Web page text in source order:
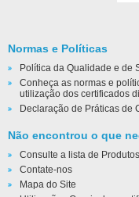
Normas e Políticas
Política da Qualidade e de
Conheça as normas e
utilização dos certificados
Declaração de Práticas de
Não encontrou o que
Consulte a lista de Produtos
Contate-nos
Mapa do Site